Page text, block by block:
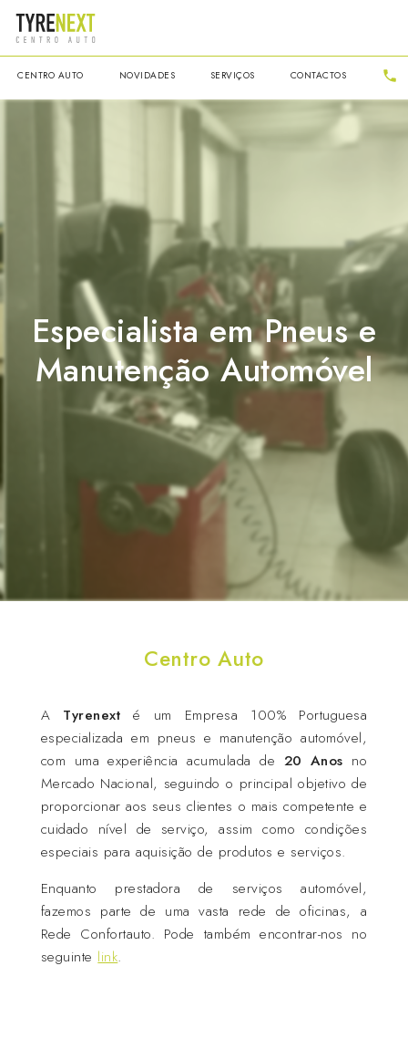
CENTRO AUTO NOVIDADES SERVIÇOS CONTACTOS
Especialista em Pneus e
Manutenção Automóvel
Centro Auto
A Tyrenext é um Empresa 100% Portuguesa
especializada em pneus e manutenção automóvel,
com uma experiência acumulada de 20 Anos no
Mercado Nacional, seguindo o principal objetivo de
proporcionar aos seus clientes o mais competente e
cuidado nível de serviço, assim como condições
especiais para aquisição de produtos e serviços.
Enquanto prestadora de serviços automóvel,
fazemos parte de uma vasta rede de oficinas, a
Rede Confortauto. Pode também encontrar-nos no
seguinte link.